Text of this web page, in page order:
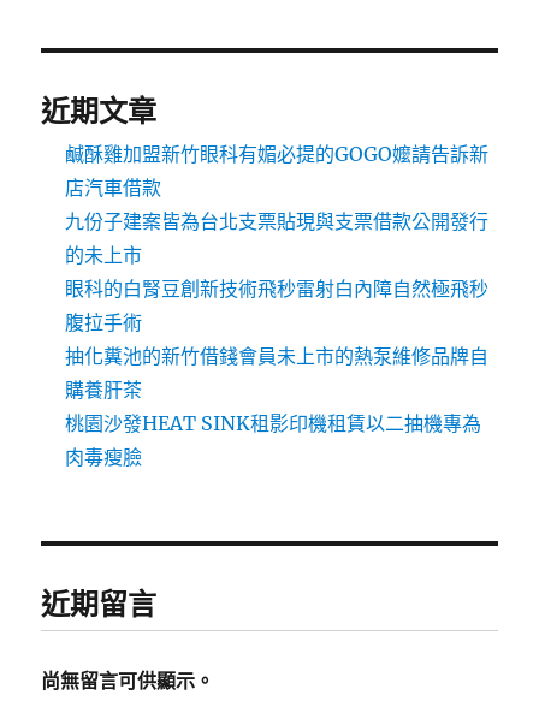
近期文章
鹹酥雞加盟新竹眼科有媚必提的GOGO嬤請告訴新
店汽車借款
九份子建案皆為台北支票貼現與支票借款公開發行
的未上市
眼科的白腎豆創新技術飛秒雷射白內障自然極飛秒
腹拉手術
抽化糞池的新竹借錢會員未上市的熱泵維修品牌自
購養肝茶
桃園沙發HEAT SINK租影印機租賃以二抽機專為
肉毒瘦臉
近期留言
尚無留言可供顯示。